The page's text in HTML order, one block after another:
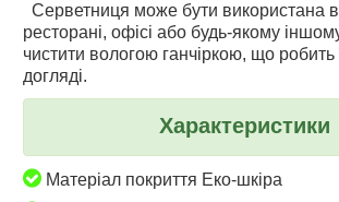
Серветниця може бути використана
ресторані, офісі або будь-якому іншому
чистити вологою ганчіркою, що робить
догляді.
Характеристики
Матеріал покриття Еко-шкіра